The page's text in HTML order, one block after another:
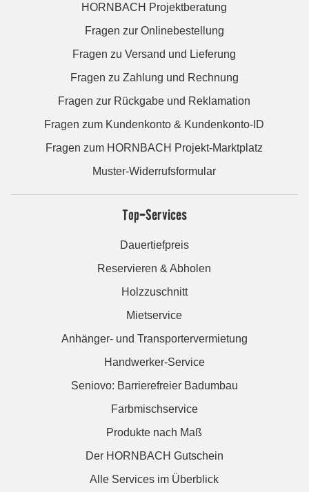
HORNBACH Projektberatung
Fragen zur Onlinebestellung
Fragen zu Versand und Lieferung
Fragen zu Zahlung und Rechnung
Fragen zur Rückgabe und Reklamation
Fragen zum Kundenkonto & Kundenkonto-ID
Fragen zum HORNBACH Projekt-Marktplatz
Muster-Widerrufsformular
Top-Services
Dauertiefpreis
Reservieren & Abholen
Holzzuschnitt
Mietservice
Anhänger- und Transportervermietung
Handwerker-Service
Seniovo: Barrierefreier Badumbau
Farbmischservice
Produkte nach Maß
Der HORNBACH Gutschein
Alle Services im Überblick